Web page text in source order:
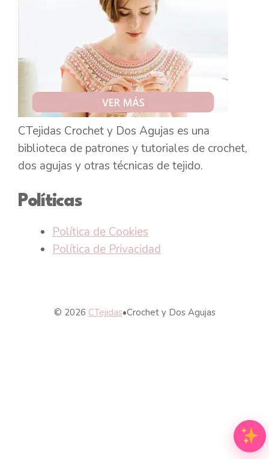
CTejidas Crochet y Dos Agujas es una
biblioteca de patrones y tutoriales de crochet,
dos agujas y otras técnicas de tejido.
Políticas
Política de Cookies
Política de Privacidad
© 2026 CTejidas•Crochet y Dos Agujas